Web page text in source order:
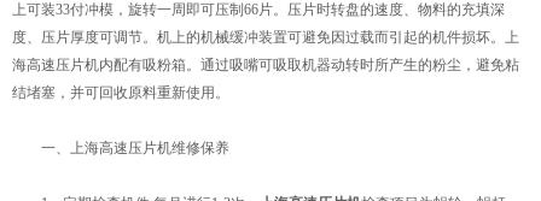
上可装33付冲模，旋转一周即可压制66片。压片时转盘的速度、物料的充填深
度、压片厚度可调节。机上的机械缓冲装置可避免因过载而引起的机件损坏。上
海高速压片机内配有吸粉箱。通过吸嘴可吸取机器动转时所产生的粉尘，避免粘
结堵塞，并可回收原料重新使用。
一、上海高速压片机维修保养